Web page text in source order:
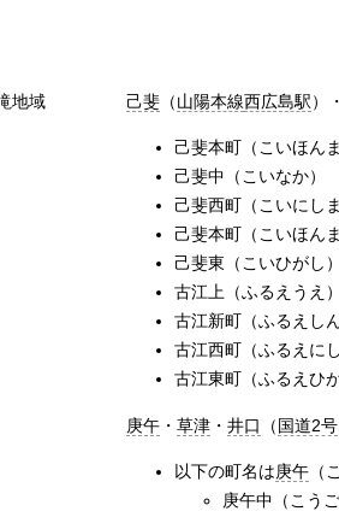
地域 己斐（山陽本線西広島駅）・
己斐本町（こいほんま
己斐中（こいなか）
己斐西町（こいにしま
己斐本町（こいほんま
己斐東（こいひがし）
古江上（ふるえうえ）
古江新町（ふるえしん
古江西町（ふるえにし
古江東町（ふるえひ
庚午・ 草津・ 井口 （国道2号
以下の町名は庚午（
庚午中（こうご